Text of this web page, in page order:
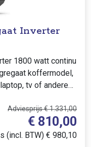
Inverter
1800 watt continu
koffermodel,
tv of andere
Adviesprijs € 1.331,00
€ 810,00
(incl. BTW) € 980,10